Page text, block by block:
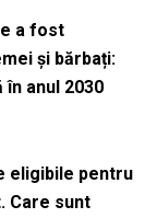
a fost
și bărbați:
anul 2030
eligibile pentru
Care sunt